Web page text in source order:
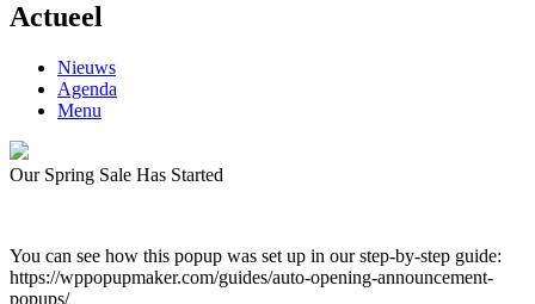
Actueel
Nieuws
Agenda
Menu
Our Spring Sale Has Started
You can see how this popup was set up in our step-by-step guide:
https://wppopupmaker.com/guides/auto-opening-announcement-
popups/